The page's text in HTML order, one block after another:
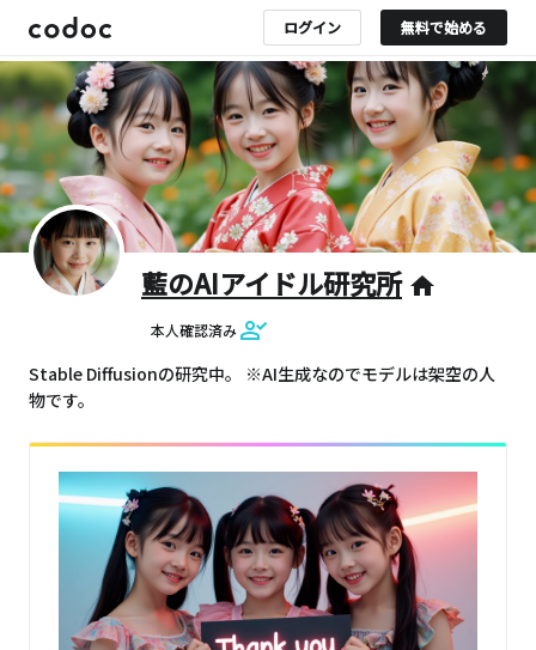
ログイン 無料で始める
藍のAIアイドル研究所 home
本人確認済み
Stable Diffusionの研究中。 ※AI生成なのでモデルは架空の人
物です。